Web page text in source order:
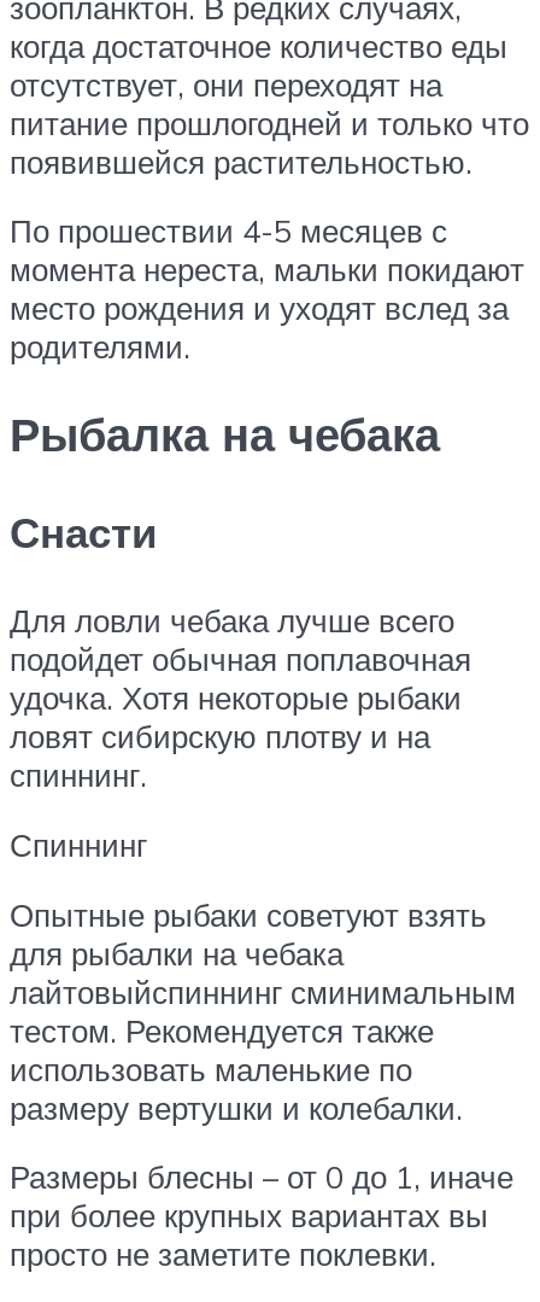
когда достаточное количество еды
отсутствует, они переходят на
питание прошлогодней и только что
появившейся растительностью.
По прошествии 4-5 месяцев с
момента нереста, мальки покидают
место рождения и уходят вслед за
родителями.
Рыбалка на чебака
Снасти
Для ловли чебака лучше всего
подойдет обычная поплавочная
удочка. Хотя некоторые рыбаки
ловят сибирскую плотву и на
спиннинг.
Спиннинг
Опытные рыбаки советуют взять
для рыбалки на чебака
лайтовыйспиннинг сминимальным
тестом. Рекомендуется также
использовать маленькие по
размеру вертушки и колебалки.
Размеры блесны – от 0 до 1, иначе
при более крупных вариантах вы
просто не заметите поклевки.